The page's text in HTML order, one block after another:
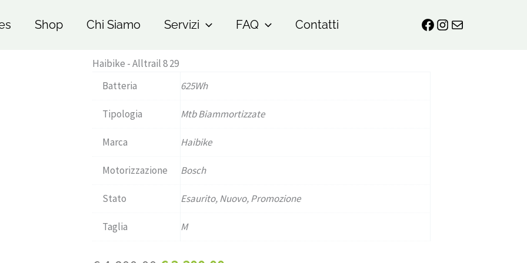
Shop Chi Siamo Servizi FAQ Contatti
Haibike - Alltrail 8 29
Batteria
625Wh
Tipologia Mtb Biammortizzate
Marca Haibike
Motorizzazione Bosch
Stato Esaurito, Nuovo, Promozione
Taglia M